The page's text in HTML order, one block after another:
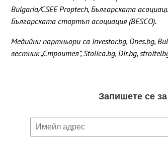
Bulgaria/CSEE Proptech, Българската
Българската стартъп асоциация (BESCO).
Медийни партньори са Investor.bg, Dnes.bg,
вестник „Строител“, Stolica.bg, Dir.bg,